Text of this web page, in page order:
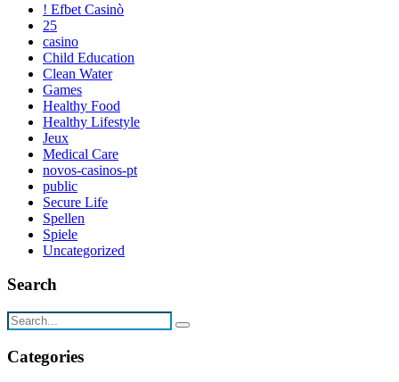
! Efbet Casinò
25
casino
Child Education
Clean Water
Games
Healthy Food
Healthy Lifestyle
Jeux
Medical Care
novos-casinos-pt
public
Secure Life
Spellen
Spiele
Uncategorized
Search
Categories